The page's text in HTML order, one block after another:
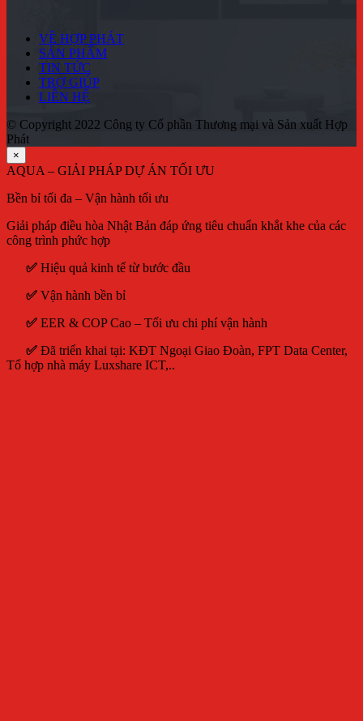
VỀ HỢP PHÁT
SẢN PHẨM
TIN TỨC
TRỢ GIÚP
LIÊN HỆ
© Copyright 2022 Công ty Cổ phần Thương mại và Sản xuất Hợp
Phát
×
AQUA – GIẢI PHÁP DỰ ÁN TỐI ƯU
Bền bỉ tối đa – Vận hành tối ưu
Giải pháp điều hòa Nhật Bản đáp ứng tiêu chuẩn khắt khe của các
công trình phức hợp
✅ Hiệu quả kinh tế từ bước đầu
✅ Vận hành bền bỉ
✅ EER & COP Cao – Tối ưu chi phí vận hành
✅ Đã triển khai tại: KĐT Ngoại Giao Đoàn, FPT Data Center,
Tổ hợp nhà máy Luxshare ICT,..